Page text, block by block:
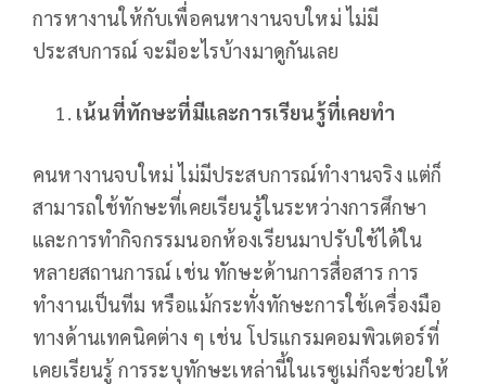
การหางานให้กับเพื่อคนหางานจบใหม่ ไม่มี
ประสบการณ์ จะมีอะไรบ้างมาดูกันเลย
เน้นที่ทักษะที่มีและการเรียนรู้ที่เคยทำ
คนหางานจบใหม่ ไม่มีประสบการณ์ทำงานจริง แต่ก็
สามารถใช้ทักษะที่เคยเรียนรู้ในระหว่างการศึกษา
และการทำกิจกรรมนอกห้องเรียนมาปรับใช้ได้ใน
หลายสถานการณ์ เช่น ทักษะด้านการสื่อสาร การ
ทำงานเป็นทีม หรือแม้กระทั่งทักษะการใช้เครื่องมือ
ทางด้านเทคนิคต่าง ๆ เช่น โปรแกรมคอมพิวเตอร์ที่
เคยเรียนรู้ การระบุทักษะเหล่านี้ในเรซูเม่ก็จะช่วยให้